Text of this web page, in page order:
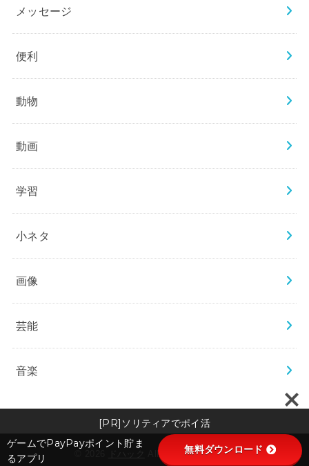
メッセージ
便利
動物
動画
学習
小ネタ
画像
芸能
音楽
All Rights Reserved.
[PR]ソリティアでポイ活
ゲームでPayPayポイント貯ま
るアプリ
無料ダウンロード